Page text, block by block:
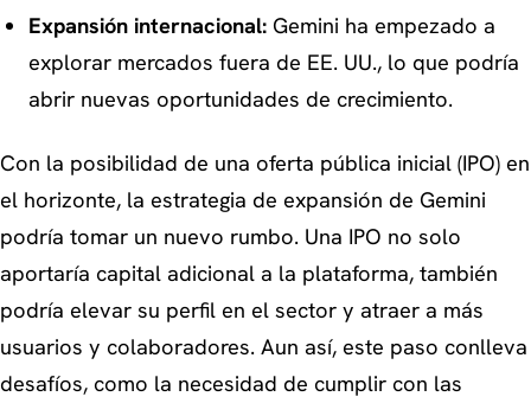
Expansión internacional:Gemini ha empezado a
explorar mercados fuera de EE. UU., lo que podría
abrir nuevas oportunidades de crecimiento.
Con la posibilidad de una oferta pública inicial (IPO) en
el horizonte, la estrategia de expansión de Gemini
podría tomar un nuevo rumbo. Una IPO no solo
aportaría capital adicional a la plataforma, también
podría elevar su perfil en el sector y atraer a más
usuarios y colaboradores. Aun así, este paso conlleva
desafíos, como la necesidad de cumplir con las